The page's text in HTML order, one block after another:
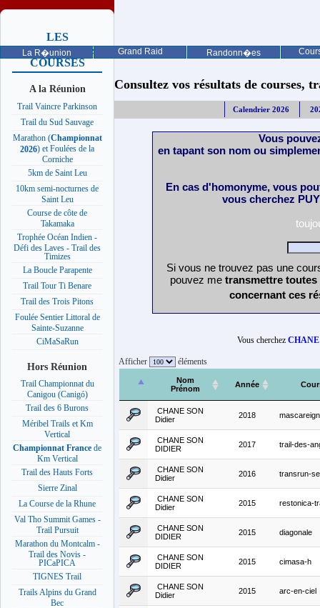
La R�union Grand Raid Randonn�es
LES
PROCHAINES
COURSES
A la Réunion
Trail Vaincre Parkinson
Trail du Sud Sauvage
Marathon (Championnat
2026) et Foulées de la
Corniche
5km de Saint Leu
10km semi-nocturnes de
Saint Leu
Course de côte de
Takamaka
Trophée Océan Indien -
Défi des Laves - Trail des
Timizes
La Boucle Parapente
Trail Tour Ti Benare
Trail des Trois Pitons
Foulée Sentier Littoral de
Sainte-Suzanne
CiMaSaRun
Hors Réunion
Trail Championnat du
Canigou (Canigó)
Trail des 6 Burons
Méribel Trails et Km
Vertical
Championnat France de
Km Vertical
Trail des Hauts Forts
Sierre Zinal
La Course de la Rhune
Val Tho Summit Games -
Trail Pursuit
Marathon du Montcalm -
Trail des Novis -
PICaPICA
TIGNES Trail
Trails Alpins du Grand
Bec
Consultez vos résultats de courses,
Calendrier 2026
Vous
en tapant son nom ou
En cas d'homonyme, vous
vous cherchez
Si vous ne trouvez pas une
pouvez me transmettre
concernant ces
Vous cherchez
Afficher éléments
Nom
Prénom
Année
CHANE SON
Didier
2018
CHANE SON
DIDIER
2017 trail-des-
CHANE SON
Didier
2016 transrun-
CHANE SON
Didier
2015 restonica-
CHANE SON
DIDIER
2015 diagonale
CHANE SON
DIDIER
2015 cimasa-h
CHANE SON
Didier
2015 arc-en-ciel